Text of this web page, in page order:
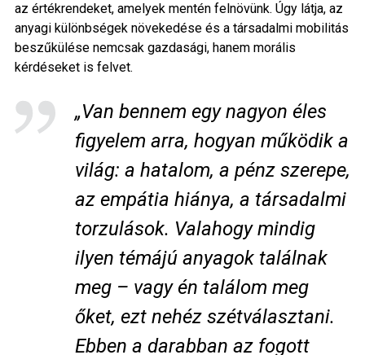
az értékrendeket, amelyek mentén felnövünk. Úgy látja, az
anyagi különbségek növekedése és a társadalmi mobilitás
beszűkülése nemcsak gazdasági, hanem morális
kérdéseket is felvet.
„Van bennem egy nagyon éles
figyelem arra, hogyan működik a
világ: a hatalom, a pénz szerepe,
az empátia hiánya, a társadalmi
torzulások. Valahogy mindig
ilyen témájú anyagok találnak
meg – vagy én találom meg
őket, ezt nehéz szétválasztani.
Ebben a darabban az fogott